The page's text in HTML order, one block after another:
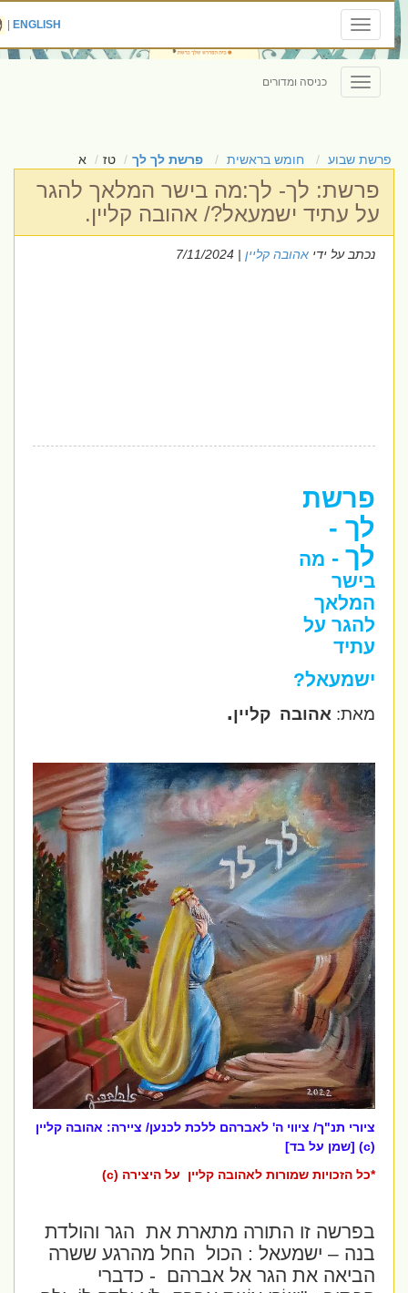
Toggle
navigation
ENGLISH
|
Toggle
navigation
כניסה ומדורים
פרשת שבוע חומש בראשית פרשת לך לך טז א
פרשת: לך- לך:מה בישר המלאך להגר
על עתיד ישמעאל?/ אהובה קליין.
נכתב על ידיאהובה קליין| 7/11/2024
פרשת
לך -
לך- מה
בישר
המלאך
להגר על
עתיד
ישמעאל?
מאת:אהובה קליין.
ציורי תנ"ך/ ציווי ה' לאברהם ללכת לכנען/ ציירה: אהובה קליין
*כל הזכויות שמורות לאהובה קליין על היצירה (c)
בפרשה זו התורה מתארת את הגר והולדת
בנה – ישמעאל : הכול החל מהרגע ששרה
הביאה את הגר אל אברהם - כדברי